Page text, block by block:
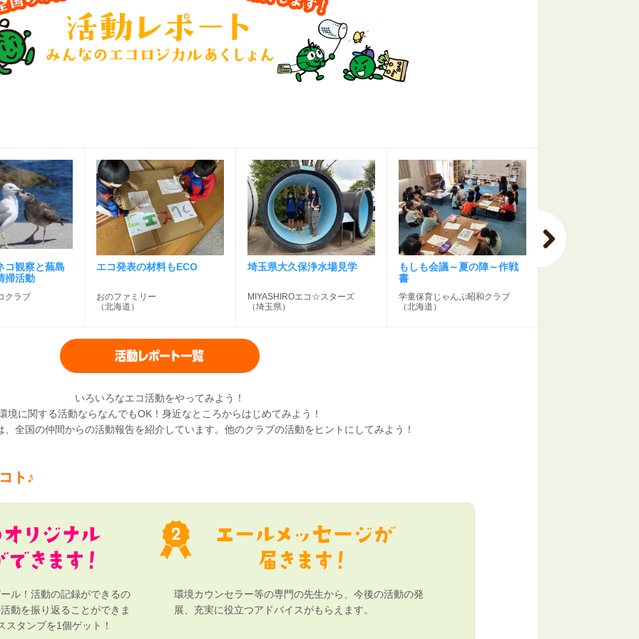
コ観察と蕪島
掃活動
クラブ
エコ発表の材料もECO
おのファミリー
（北海道）
埼玉県大久保浄水場見学
MIYASHIROエコ☆スターズ
（埼玉県）
もしも会議～夏の陣～作戦
書
学童保育じゃんぷ昭和クラブ
（北海道）
生物多様性講座
いろいろなエコ活動をやってみよう！
境に関する活動ならなんでもOK！身近なところからはじめてみよう！
、全国の仲間からの活動報告を紹介しています。他のクラブの活動をヒントにしてみよう！
ト♪
ル！活動の記録ができるの
動を振り返ることができま
タンプを1個ゲット！
環境カウンセラー等の専門の先生から、今後の活動の発
展、充実に役立つアドバイスがもらえます。